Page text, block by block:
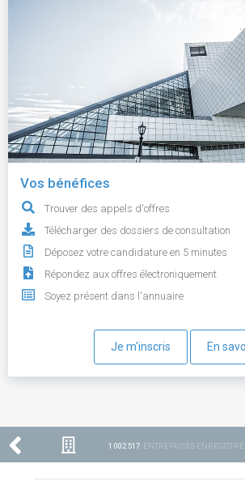
Vos bénéfices
Trouver des appels d'offres
Télécharger des dossiers de consultation
Déposez votre candidature en 5 minutes
Répondez aux offres électroniquement
Soyez présent dans l'annuaire
Je m'inscris En
1 002 517 ENTREPRISES